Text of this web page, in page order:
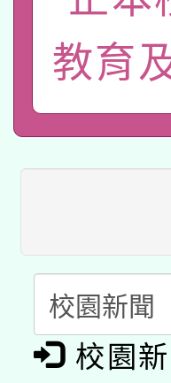
薪期
轉知
業技術
用水績
動」
115年
桃園
本校
招甄
適應
本館
暨閱讀
科技
礎課程
A3數位
「數
教育
校園新